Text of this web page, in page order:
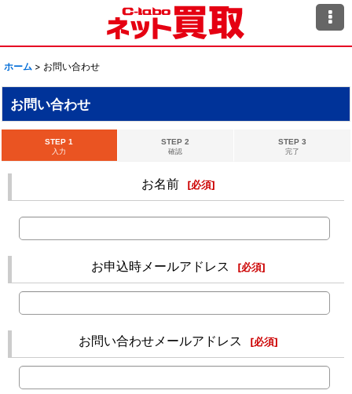
ホーム > お問い合わせ
お問い合わせ
STEP 1
入力
STEP 2
確認
STEP 3
完了
お名前 [必須]
お申込時メールアドレス [必須]
お問い合わせメールアドレス [必須]